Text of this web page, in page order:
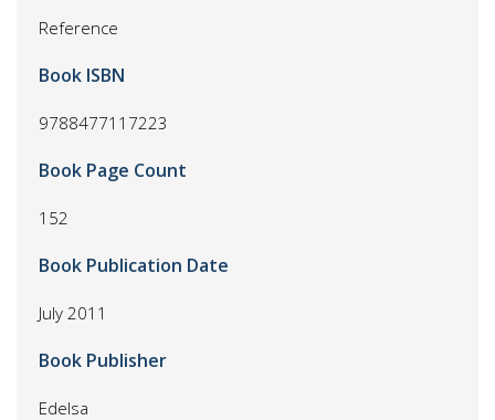
Reference
Book ISBN
9788477117223
Book Page Count
152
Book Publication Date
July 2011
Book Publisher
Edelsa